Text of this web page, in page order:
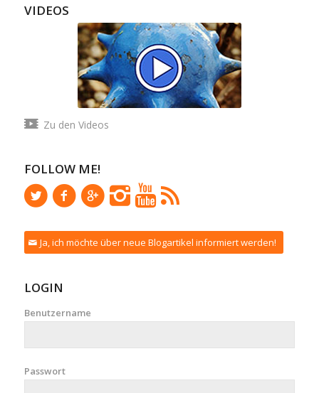
VIDEOS
Zu den Videos
FOLLOW ME!
Ja, ich möchte über neue Blogartikel informiert werden!
LOGIN
Benutzername
Passwort